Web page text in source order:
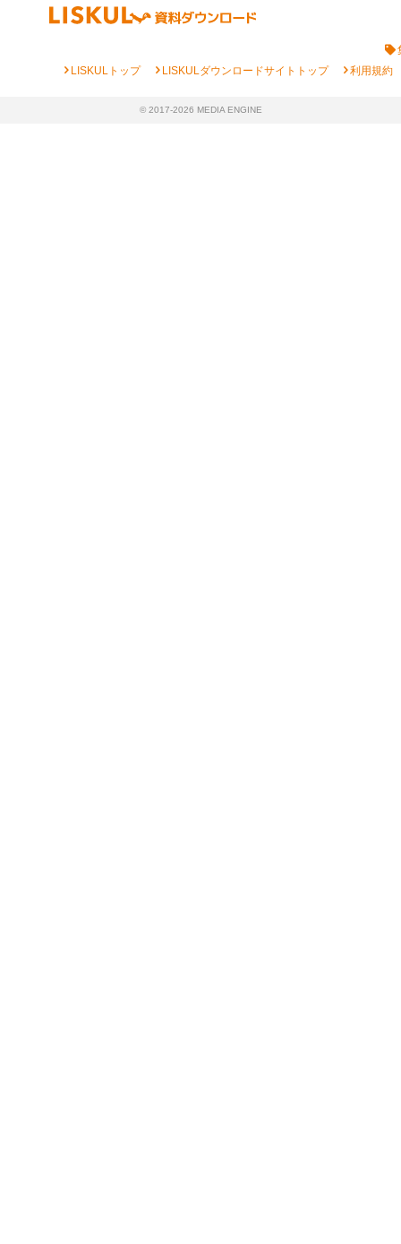
chevron_rightLISKULトップ chevron_rightLISKULダウンロードサイトトップ chevron_right利用規約
© 2017-2026 MEDIA ENGINE